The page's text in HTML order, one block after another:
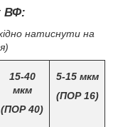
ВФ:
натиснути на
15-40
мкм
(ПОР 40)
5-15 мкм
(ПОР 16)